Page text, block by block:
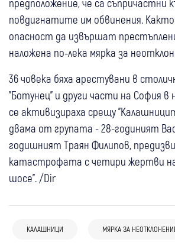
повдигнатите им обвинения. Както
опасност да извършат
наложена по-лека мярка за
36 човека бяха арестувани в
"Ботунец" и други части на София в
се активизираха срещу
двама от групата - 28-годиният
годишният Траян Филипов,
катастрофата с четири жертви
шосе". /Dir
КАЛАШНИЦИ МЯРКА ЗА